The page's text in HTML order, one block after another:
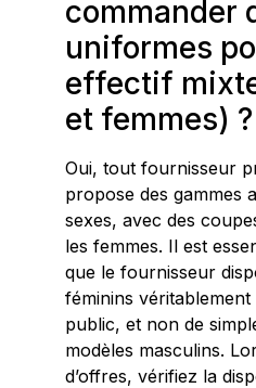
commander
uniformes
effectif
et femmes) ?
Oui, tout fournisseur
propose des gammes
sexes, avec des
les femmes. Il est
que le fournisseur
féminins
public, et non de
modèles masculins.
d’offres, vérifiez la